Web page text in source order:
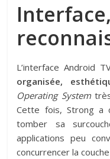
L’interface Android
organisée,
Operating Systemtrès
Cette fois, Strong a
tomber sa
applications peu
concurrencer la